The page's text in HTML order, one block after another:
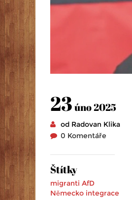
23úno 2025
od Radovan Klika
0 Komentáře
Štítky
migranti AfD
Německo integrace